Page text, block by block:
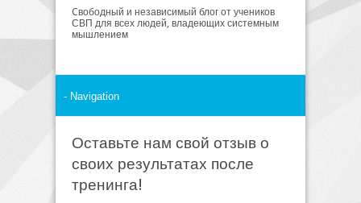
Cвободный и независимый блог от учеников
СВП для всех людей, владеющих системным
мышлением
Оставьте нам свой отзыв о
своих результатах после
тренинга!